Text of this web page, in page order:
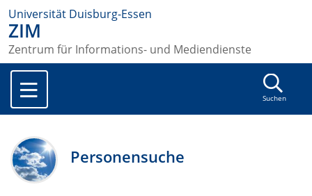
Universität Duisburg-Essen
ZIM
Zentrum für Informations- und Mediendienste
Suchen
Personensuche